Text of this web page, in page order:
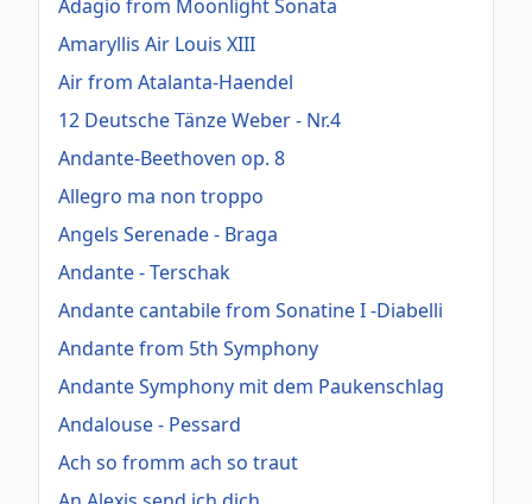
Adagio from Moonlight Sonata
Amaryllis Air Louis XIII
Air from Atalanta-Haendel
12 Deutsche Tänze Weber - Nr.4
Andante-Beethoven op. 8
Allegro ma non troppo
Angels Serenade - Braga
Andante - Terschak
Andante cantabile from Sonatine I -Diabelli
Andante from 5th Symphony
Andante Symphony mit dem Paukenschlag
Andalouse - Pessard
Ach so fromm ach so traut